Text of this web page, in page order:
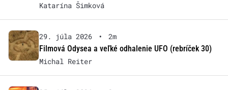
Katarína Šimková
29. júla 2026 •
2m
Filmová Odysea a veľké odhalenie UFO (rebríček 30)
Michal Reiter